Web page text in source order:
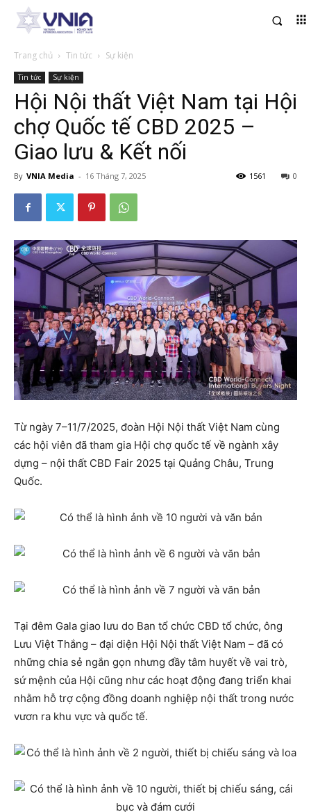
Trang chủ Tin tức Sự kiện
Tin tức Sự kiện
Hội Nội thất Việt Nam tại Hội
chợ Quốc tế CBD 2025 –
Giao lưu & Kết nối
By VNIA Media - 16 Tháng 7, 2025 0
1561
Từ ngày 7–11/7/2025, đoàn Hội Nội thất Việt Nam cùng
các hội viên đã tham gia Hội chợ quốc tế về ngành xây
dựng – nội thất CBD Fair 2025 tại Quảng Châu, Trung
Quốc.
Tại đêm Gala giao lưu do Ban tổ chức CBD tổ chức, ông
Lưu Việt Thắng – đại diện Hội Nội thất Việt Nam – đã có
những chia sẻ ngắn gọn nhưng đầy tâm huyết về vai trò,
sứ mệnh của Hội cũng như các hoạt động đang triển khai
nhằm hỗ trợ cộng đồng doanh nghiệp nội thất trong nước
vươn ra khu vực và quốc tế.